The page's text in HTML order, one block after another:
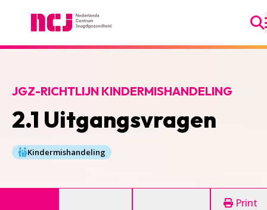
2.1 Uitgangsvragen
JGZ-RICHTLIJN KINDERMISHANDELING
Kindermishandeling
Print